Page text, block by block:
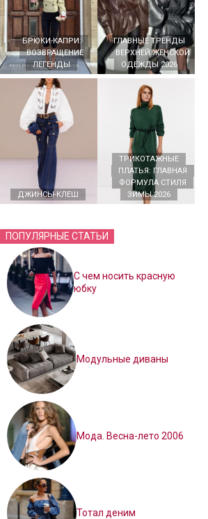
БРЮКИ-КАПРИ:
ВОЗВРАЩЕНИЕ
ЛЕГЕНДЫ
ГЛАВНЫЕ ТРЕНДЫ
ВЕРХНЕЙ ЖЕНСКОЙ
ОДЕЖДЫ 2026
ДЖИНСЫ-КЛЕШ
ТРИКОТАЖНЫЕ
ПЛАТЬЯ: ГЛАВНАЯ
ФОРМУЛА СТИЛЯ
ЗИМЫ 2026
ПОПУЛЯРНЫЕ СТАТЬИ
С чем носить красную
юбку
Модульные диваны
Мода. Весна-лето 2006
Тотал деним